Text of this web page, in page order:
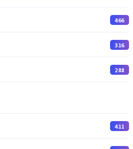
466
316
288
411